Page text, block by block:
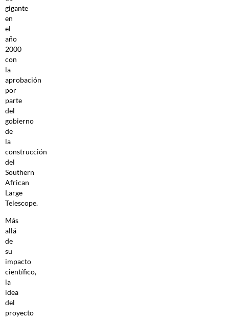
gigante
en
el
año
2000
con
la
aprobación
por
parte
del
gobierno
de
la
construcción
del
Southern
African
Large
Telescope.
Más
allá
de
su
impacto
científico,
la
idea
del
proyecto